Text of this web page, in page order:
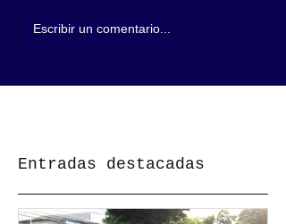
Escribir un comentario...
Entradas destacadas